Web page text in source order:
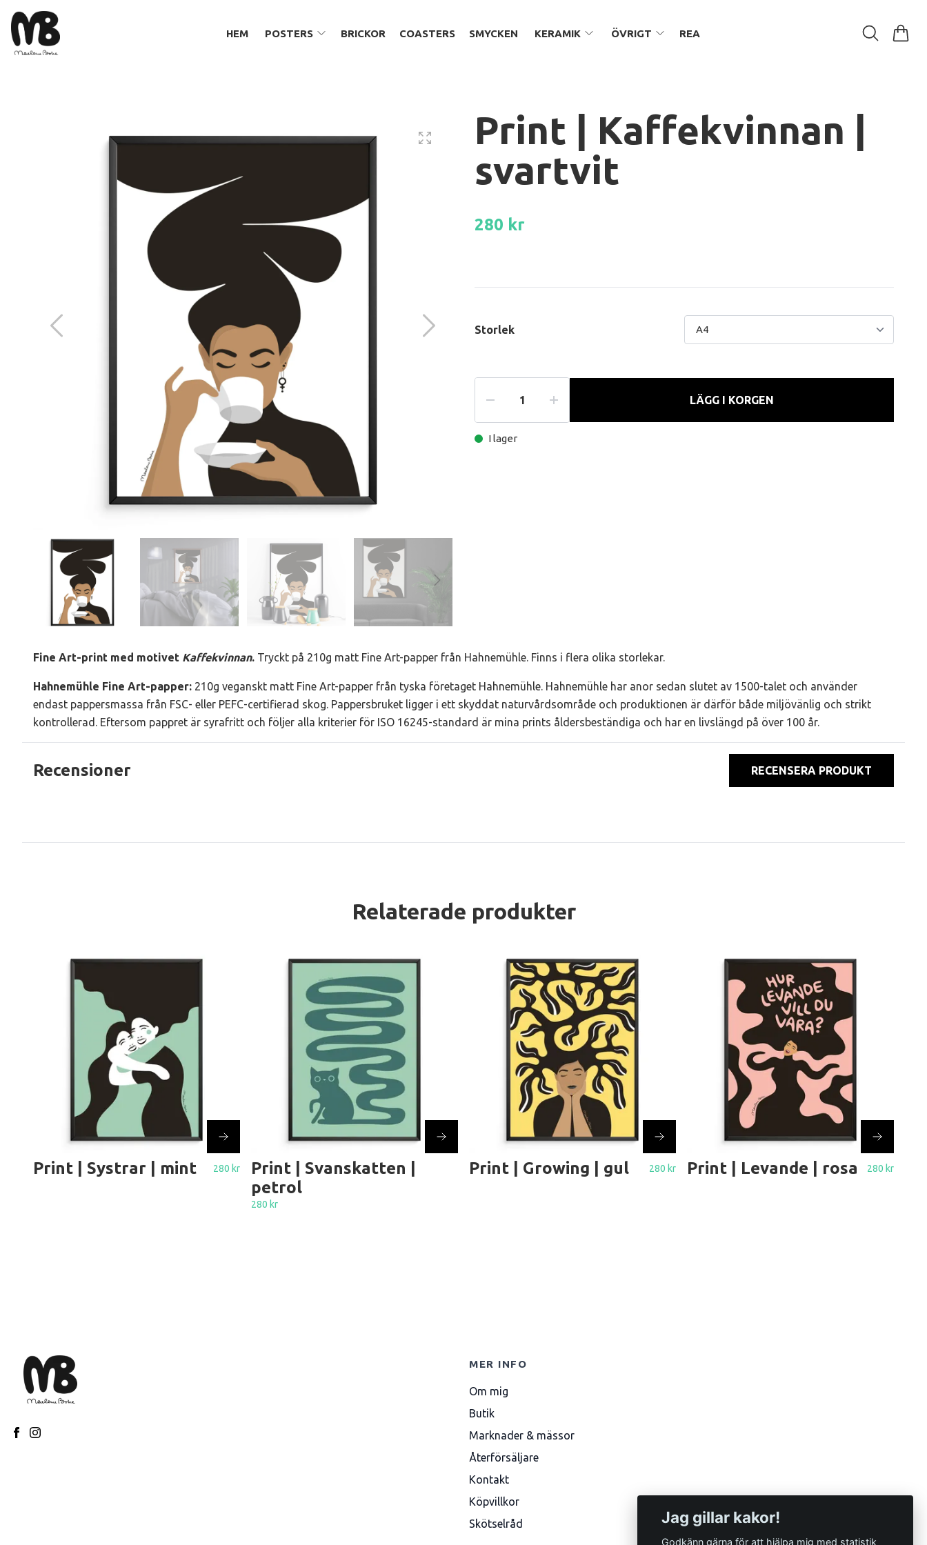
HEM POSTERS BRICKOR COASTERS SMYCKEN KERAMIK ÖVRIGT REA
Print | Kaffekvinnan |
svartvit
280 kr
Storlek
LÄGG I KORGEN
I lager
Fine Art-print med motivet Kaffekvinnan. Tryckt på 210g matt Fine Art-papper från Hahnemühle. Finns i flera olika storlekar.
Hahnemühle Fine Art-papper: 210g veganskt matt Fine Art-papper från tyska företaget Hahnemühle. Hahnemühle har anor sedan slutet av 1500-talet och använder
endast pappersmassa från FSC- eller PEFC-certifierad skog. Pappersbruket ligger i ett skyddat naturvårdsområde och produktionen är därför både miljövänlig och strikt
kontrollerad. Eftersom pappret är syrafritt och följer alla kriterier för ISO 16245-standard är mina prints åldersbeständiga och har en livslängd på över 100 år.
Recensioner RECENSERA PRODUKT
Relaterade produkter
Print | Systrar | mint 280 kr
Print | Svanskatten |
petrol
280 kr
Print | Growing | gul 280 kr Print | Levande | rosa 280 kr
MER INFO
Om mig
Butik
Marknader & mässor
Återförsäljare
Kontakt
Köpvillkor
Skötselråd
Jag gillar kakor!
Godkänn gärna för att hjälpa mig med statistik